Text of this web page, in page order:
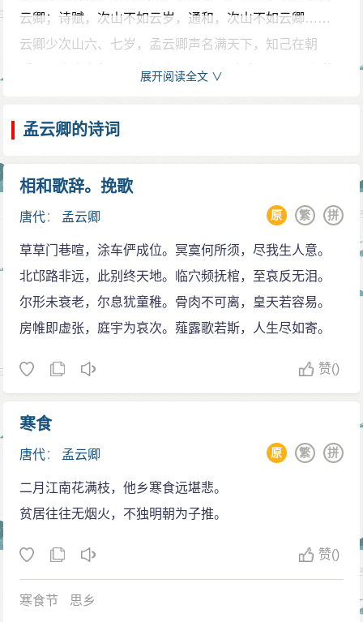
“平昌孟云卿与元次山同州里，以词学相友，几二十
年…… 材业，次山不如云卿；词赋，次山不如云卿；通
和，次山不如云卿……云卿少次山六七岁，云卿声名满
其余六人一样，长于五古，气格高古，力追汉魏，屏绝
武是吾师，孟子论文更不疑，一饭未曾留俗客，数篇今
见古人诗。”认为孟云卿诗，源自相传的“苏李诗”。高仲武
以为“祖述沈千运，渔猎陈拾遗(陈子昂)”(《中兴间气
集》)，则说明孟诗在当朝的师承。张为著《诗人主客
图》，尊孟云卿为“高古奥逸主”，可说明孟诗的高古风格
在唐中期确能别树一帜。他的诗歌题材较窄，多慨伤道
首》之一)这样的诗句，则为人们所称道。在艺术上，清
代吴乔《围炉诗话》说，孟云卿诗有“直率之病”，是符合
实际的。
《全唐诗》编孟云卿诗1卷，计17首，外零句4句。
云卿；诗赋，次山不如云岁，通和，次山不如云卿……
云卿少次山六、七岁，孟云卿声名满天下，知己在朝
廷。及次山之年，云卿何事不可至。”高度评价孟云卿的
展开阅读全文 ∨
孟云卿的诗词
相和歌辞。挽歌
唐代： 孟云卿 拼
繁
原
草草门巷喧，涂车俨成位。冥寞何所须，尽我生人意。
北邙路非远，此别终天地。临穴频抚棺，至哀反无泪。
尔形未衰老，尔息犹童稚。骨肉不可离，皇天若容易。
房帷即虚张，庭宇为哀次。薤露歌若斯，人生尽如寄。
赞()
寒食
唐代： 孟云卿 拼
繁
原
二月江南花满枝，他乡寒食远堪悲。
贫居往往无烟火，不独明朝为子推。
赞()
寒食节 思乡